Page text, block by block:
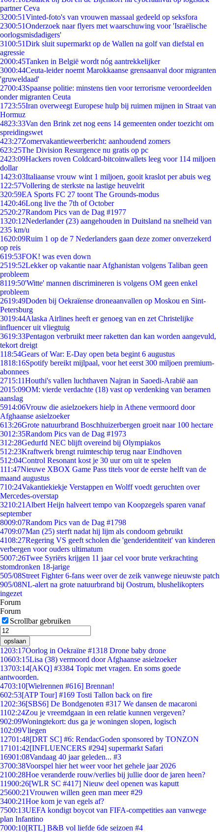
partner Ceva
3200:51Vinted-foto's van vrouwen massaal gedeeld op seksfora
2300:51Onderzoek naar flyers met waarschuwing voor 'Israëlische
oorlogsmisdadigers'
3100:51Dirk sluit supermarkt op de Wallen na golf van diefstal en
agressie
2000:45Tanken in België wordt nóg aantrekkelijker
3000:44Ceuta-leider noemt Marokkaanse grensaanval door migranten
'gruweldaad'
2700:43Spaanse politie: minstens tien voor terrorisme veroordeelden
onder migranten Ceuta
1723:55Iran overweegt Europese hulp bij ruimen mijnen in Straat van
Hormuz
4823:33Van den Brink zet nog eens 14 gemeenten onder toezicht om
spreidingswet
423:27Zomervakantieweerbericht: aanhoudend zomers
623:25The Division Resurgence nu gratis op pc
2423:09Hackers roven Coldcard-bitcoinwallets leeg voor 114 miljoen
dollar
1423:03Italiaanse vrouw wint 1 miljoen, gooit kraslot per abuis weg
1 22:57Vollering de sterkste na lastige heuvelrit
320:59EA Sports FC 27 toont The Grounds-modus
1420:46Long live the 7th of October
2520:27Random Pics van de Dag #1977
1320:12Nederlander (23) aangehouden in Duitsland na snelheid van
235 km/u
1620:09Ruim 1 op de 7 Nederlanders gaan deze zomer onverzekerd
op reis
619:53FOK! was even down
2519:52Lekker op vakantie naar Afghanistan volgens Taliban geen
probleem
8119:50'Witte' mannen discrimineren is volgens OM geen enkel
probleem
2619:49Doden bij Oekraïense droneaanvallen op Moskou en Sint-
Petersburg
3019:44Alaska Airlines heeft er genoeg van en zet Christelijke
influencer uit vliegtuig
3619:33Pentagon verbruikt meer raketten dan kan worden aangevuld,
tekort dreigt
118:54Gears of War: E-Day open beta begint 6 augustus
1818:16Spotify bereikt mijlpaal, voor het eerst 300 miljoen premium-
abonnees
2715:11Houthi's vallen luchthaven Najran in Saoedi-Arabië aan
2015:09OM: vierde verdachte (18) vast op verdenking van beramen
aanslag
5914:06Vrouw die asielzoekers hielp in Athene vermoord door
Afghaanse asielzoeker
613:26Grote natuurbrand Boschhuizerbergen groeit naar 100 hectare
3012:35Random Pics van de Dag #1973
312:28Gedurfd NEC blijft overeind bij Olympiakos
512:23Kraftwerk brengt ruimteschip terug naar Eindhoven
512:04Control Resonant kost je 30 uur om uit te spelen
111:47Nieuwe XBOX Game Pass titels voor de eerste helft van de
maand augustus
710:24Vakantiekiekje Verstappen en Wolff voedt geruchten over
Mercedes-overstap
3210:21 Albert Heijn halveert tempo van Koopzegels sparen vanaf
september
8009:07Random Pics van de Dag #1798
4709:07Man (25) sterft nadat hij lijm als condoom gebruikt
4108:27Regering VS geeft scholen die 'genderidentiteit' van kinderen
verbergen voor ouders ultimatum
5007:26Twee Syriërs krijgen 11 jaar cel voor brute verkrachting
stomdronken 18-jarige
505/08Street Fighter 6-fans weer over de zeik vanwege nieuwste patch
905/08NL-alert na grote natuurbrand bij Oostrum, blushelikopters
ingezet
Forum
Forum
Scrollbar gebruiken
opslaan
1203:17Oorlog in Oekraïne #1318 Drone baby drone
10603:15Lisa (38) vermoord door Afghaanse asielzoeker
13703:14[AKQ] #3384 Topic met vragen. En soms goede
antwoorden.
4703:10[Wielrennen #616] Brennan!
602:53[ATP Tour] #169 Tosti Tallon back on fire
1202:36[SBS6] De Bondgenoten #317 We dansen de macaroni
1102:24Zou je vreemdgaan in een relatie kunnen vergeven?
902:09Woningtekort: dus ga je woningen slopen, logisch
102:09Vliegen
12701:48[DRT SC] #6: RendacGoden sponsored by TONZON
17101:42[INFLUENCERS #294] supermarkt Safari
16901:08Vandaag 40 jaar geleden... #3
3700:38Voorspel hier het weer voor het gehele jaar 2026
2100:28Hoe veranderde rouw/verlies bij jullie door de jaren heen?
11900:26[WLR SC #417] Nieuw deel openen was kaputt
25600:21Vrouwen willen geen man meer #29
3400:21Hoe kom je van egels af?
7500:13UEFA kondigt boycot van FIFA-competities aan vanwege
plan Infantino
7000:10[RTL] B&B vol liefde 6de seizoen #4